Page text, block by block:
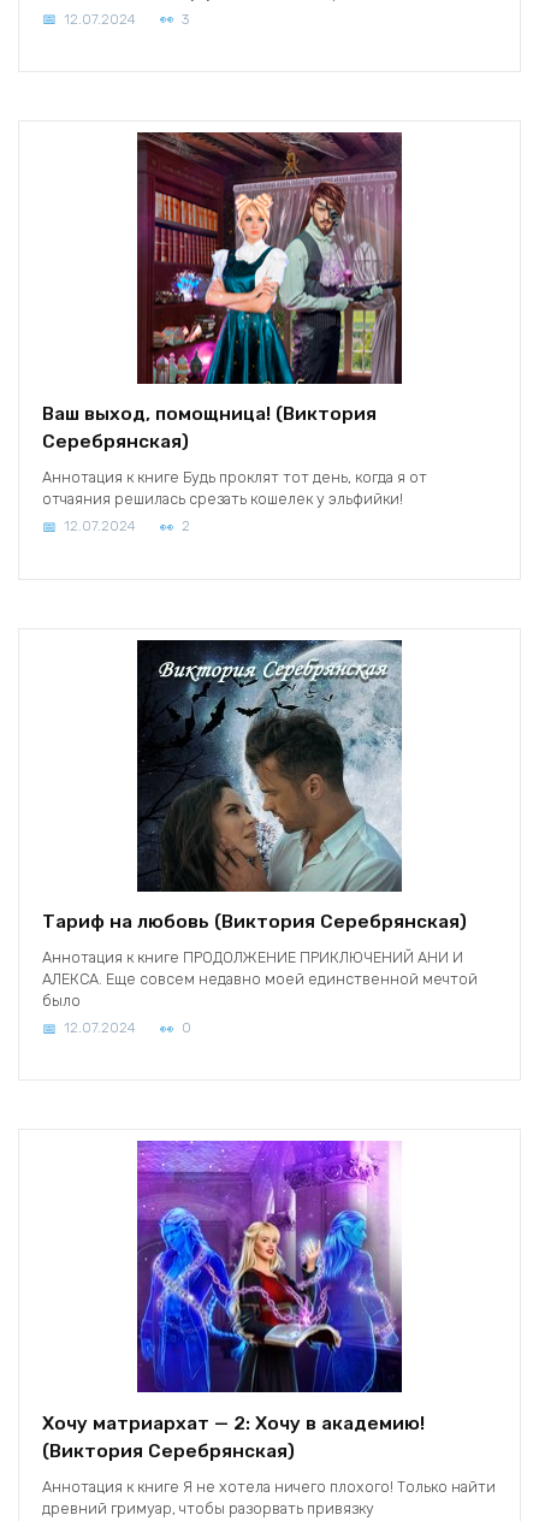
12.07.2024 3
Ваш выход, помощница! (Виктория
Серебрянская)
Аннотация к книге Будь проклят тот день, когда я от
отчаяния решилась срезать кошелек у эльфийки!
12.07.2024 2
Тариф на любовь (Виктория Серебрянская)
Аннотация к книге ПРОДОЛЖЕНИЕ ПРИКЛЮЧЕНИЙ АНИ И
АЛЕКСА. Еще совсем недавно моей единственной мечтой
было
12.07.2024 0
Хочу матриархат — 2: Хочу в академию!
(Виктория Серебрянская)
Аннотация к книге Я не хотела ничего плохого! Только найти
древний гримуар, чтобы разорвать привязку